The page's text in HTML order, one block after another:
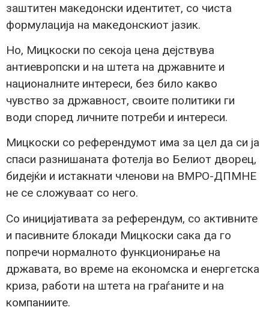
заштитен македонски идентитет, со чиста
формулација на македонскиот јазик.
Но, Мицкоски по секоја цена дејствува
антиевропски и на штета на државните и
националните интереси, без било какво
чувство за државност, своите политики ги
води според личните потреби и интереси.
Мицкоски со референдумот има за цел да си ја
спаси разнишаната фотелја во Белиот дворец,
бидејќи и истакнати членови на ВМРО-ДПМНЕ
не се сложуваат со него.
Со иницијативата за референдум, со активните
и пасивните блокади Мицкоски сака да го
попречи нормалното функционирање на
државата, во време на економска и енергетска
криза, работи на штета на граѓаните и на
компаниите.